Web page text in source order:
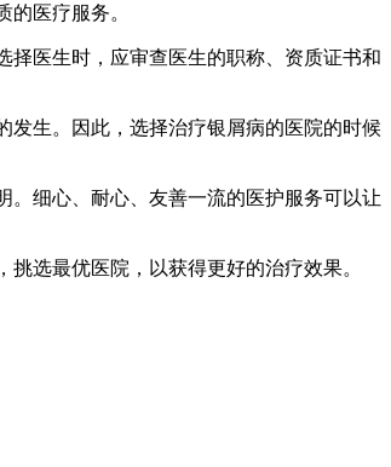
医疗服务。
择医生时，应审查医生的职称、资质证书和
发生。因此，选择治疗银屑病的医院的时候
。细心、耐心、友善一流的医护服务可以让
选最优医院，以获得更好的治疗效果。